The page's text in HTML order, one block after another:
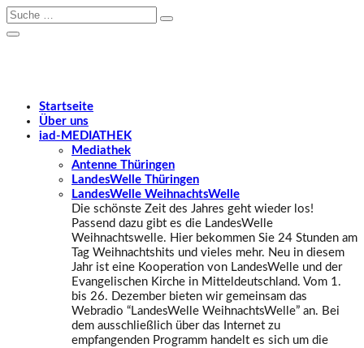
Startseite
Über uns
iad -MEDIATHEK
Mediathek
Antenne Thüringen
LandesWelle Thüringen
LandesWelle WeihnachtsWelle
Die schönste Zeit des Jahres geht wieder los!
Passend dazu gibt es die LandesWelle
Weihnachtswelle. Hier bekommen Sie 24 Stunden am
Tag Weihnachtshits und vieles mehr. Neu in diesem
Jahr ist eine Kooperation von LandesWelle und der
Evangelischen Kirche in Mitteldeutschland. Vom 1.
bis 26. Dezember bieten wir gemeinsam das
Webradio “LandesWelle WeihnachtsWelle” an. Bei
dem ausschließlich über das Internet zu
empfangenden Programm handelt es sich um die